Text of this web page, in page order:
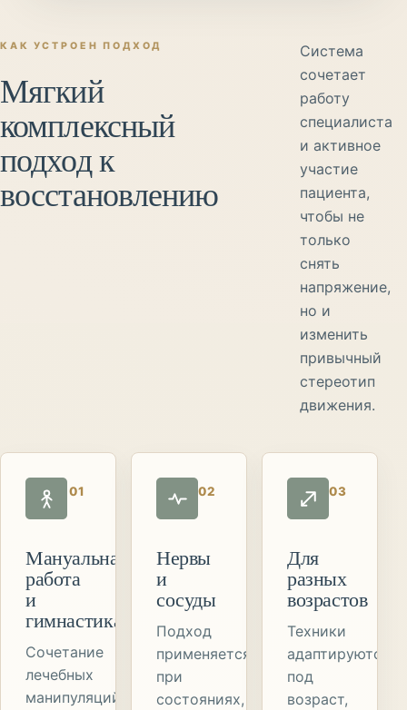
КАК УСТРОЕН ПОДХОД
Мягкий
комплексный
подход к
восстановлению
Система
сочетает
работу
специалиста
и активное
участие
пациента,
чтобы не
только
снять
напряжение,
но и
изменить
привычный
стереотип
движения.
01
Мануальная
работа
и
гимнастика
Сочетание
лечебных
манипуляций
02
Нервы
и
сосуды
Подход
применяется
при
состояниях,
03
Для
разных
возрастов
Техники
адаптируются
под
возраст,